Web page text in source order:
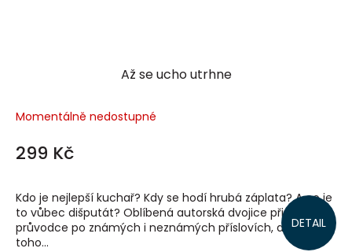
Až se ucho utrhne
Momentálně nedostupné
299 Kč
DETAIL
Kdo je nejlepší kuchař? Kdy se hodí hrubá záplata? A co je
to vůbec dišputát? Oblíbená autorská dvojice připravila
průvodce po známých i neznámých příslovích, a aby
toho...